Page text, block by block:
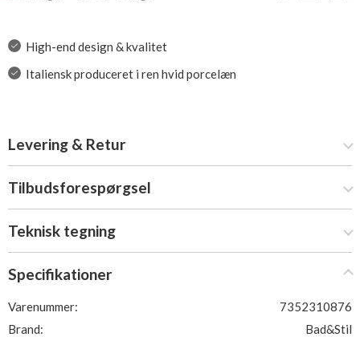
High-end design & kvalitet
Italiensk produceret i ren hvid porcelæn
Levering & Retur
Tilbudsforespørgsel
Teknisk tegning
Specifikationer
Varenummer:
7352310876
Brand:
Bad&Stil